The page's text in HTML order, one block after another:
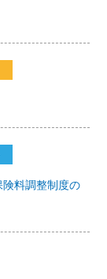
料調整制度の